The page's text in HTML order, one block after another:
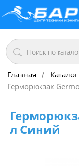
Главная /
Герморюкзак
л Синий